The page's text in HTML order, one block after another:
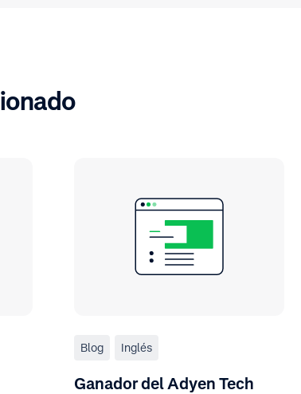
Blog Inglés
Ganador del Adyen Tech